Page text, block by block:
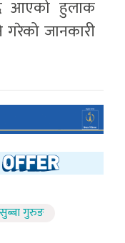
आएको हुलाक
जानकारी
गुरुङ